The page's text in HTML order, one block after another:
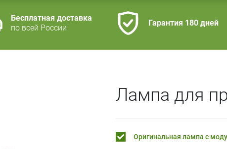
Бесплатная доставка
по всей России
Гарантия 180 дней
Лампа для
Оригинальная лампа с